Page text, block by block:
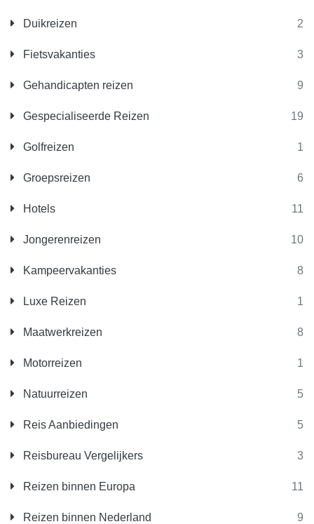
Duikreizen 2
Fietsvakanties 3
Gehandicapten reizen 9
Gespecialiseerde Reizen 19
Golfreizen 1
Groepsreizen 6
Hotels 11
Jongerenreizen 10
Kampeervakanties 8
Luxe Reizen 1
Maatwerkreizen 8
Motorreizen 1
Natuurreizen 5
Reis Aanbiedingen 5
Reisbureau Vergelijkers 3
Reizen binnen Europa 11
Reizen binnen Nederland 9